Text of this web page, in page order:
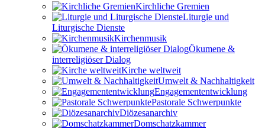
Kirchliche Gremien
Liturgie und
Liturgische Dienste
Kirchenmusik
Ökumene &
interreligiöser Dialog
Kirche weltweit
Umwelt & Nachhaltigkeit
Engagemententwicklung
Pastorale Schwerpunkte
Diözesanarchiv
Domschatzkammer